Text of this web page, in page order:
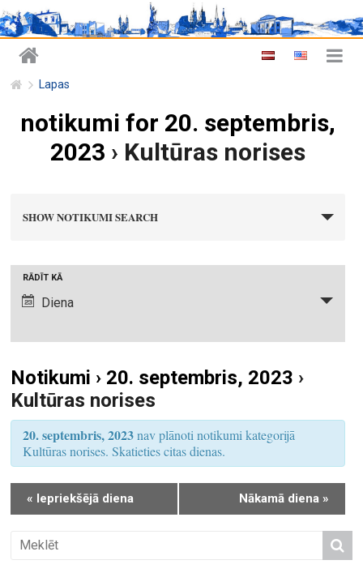
Lapas
notikumi for 20. septembris,
2023 › Kultūras norises
i
S
e
a
c
h
a
d
SHOW NOTIKUMI SEARCH
i
u
m
s
i
e
N
RĀDĪT KĀ
Diena
Notikumi › 20. septembris, 2023 ›
Kultūras norises
20. septembris, 2023nav plānoti notikumi kategorijā
Kultūras norises. Skatieties citas dienas.
« Iepriekšējā diena Nākamā diena »